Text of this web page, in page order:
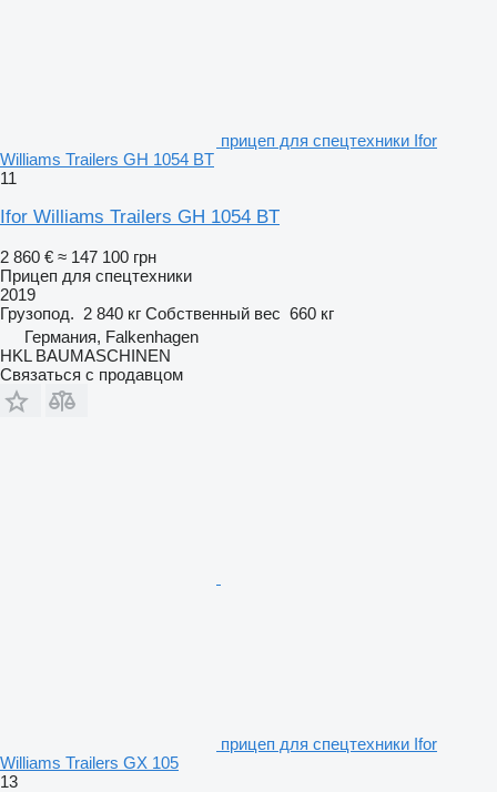
прицеп для спецтехники Ifor
Williams Trailers GH 1054 BT
11
Ifor Williams Trailers GH 1054 BT
2 860 € ≈ 147 100 грн
Прицеп для спецтехники
2019
Грузопод. 2 840 кг Собственный вес 660 кг
Германия, Falkenhagen
HKL BAUMASCHINEN
Связаться с продавцом
прицеп для спецтехники Ifor
Williams Trailers GX 105
13